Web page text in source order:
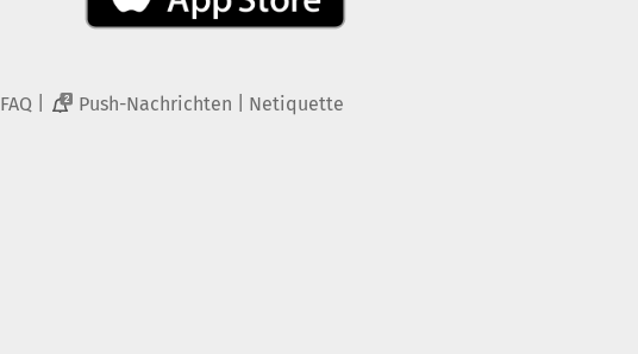
FAQ 2 Push-Nachrichten Netiquette